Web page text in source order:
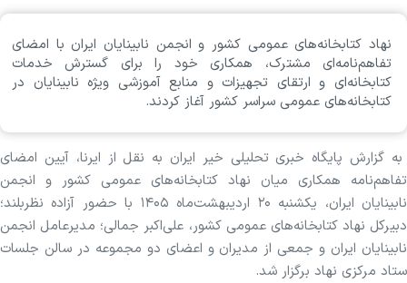
نهاد کتابخانه‌های عمومی کشور و انجمن نابینایان ایران با امضای
تفاهم‌نامه‌ای مشترک، همکاری خود را برای گسترش خدمات
کتابخانه‌ای و ارتقای تجهیزات و منابع آموزشی ویژه نابینایان در
کتابخانه‌های عمومی سراسر کشور آغاز کردند.
به گزارش پایگاه خبری تحلیلی خیر ایران به نقل از ایرنا، آیین امضای
تفاهم‌نامه همکاری میان نهاد کتابخانه‌های عمومی کشور و انجمن
نابینایان ایران، یکشنبه ۲۰ اردیبهشت‌ماه ۱۴۰۵ با حضور آزاده نظربلند؛
دبیرکل نهاد کتابخانه‌های عمومی کشور، علی‌اکبر جمالی؛ مدیرعامل انجمن
نابینایان ایران و جمعی از مدیران و اعضای دو مجموعه در سالن جلسات
ستاد مرکزی نهاد برگزار شد.